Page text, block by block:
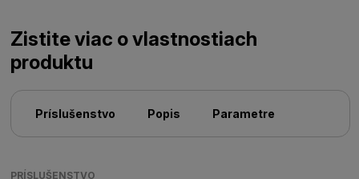
Zistite viac o vlastnostiach
produktu
Príslušenstvo Popis Parametre
PRÍSLUŠENSTVO